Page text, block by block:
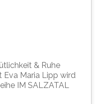
& Ruhe
Eva Maria Lipp wird
IM SALZATAL